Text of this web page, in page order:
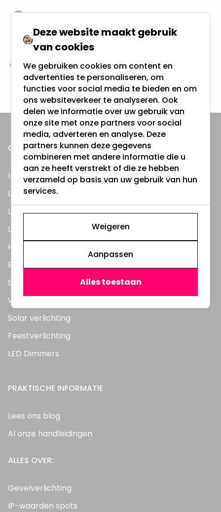
Vanaf EUR100,- naar NL & BE
& 100 dagen recht op retour
Altijd uit eigen voorraad
3000m2 - 60.000+ Producten
ONZE PRODUCTEN
Inbouwspots
LED Lampen
LED TL Buizen
LED Panelen
Highbay's / Ufo's
Bouwlampen
Straatlampen
Wandlampen
Solar verlichting
Feestverlichting
LED Dimmers
PRAKTISCHE INFORMATIE
Lees ons blog
Al onze handleidingen
ALLES OVER:
Gevelverlichting
IP-waarden spots
Deze website maakt gebruik
van cookies
We gebruiken cookies om content en
advertenties te personaliseren, om
functies voor social media te bieden en om
ons websiteverkeer te analyseren. Ook
delen we informatie over uw gebruik van
onze site met onze partners voor social
media, adverteren en analyse. Deze
partners kunnen deze gegevens
combineren met andere informatie die u
aan ze heeft verstrekt of die ze hebben
verzameld op basis van uw gebruik van hun
services.
Weigeren
Aanpassen
Alles toestaan